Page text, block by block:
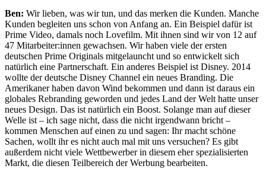
Ben: Wir lieben, was wir tun, und das merken die Kunden. Manche
Kunden begleiten uns schon von Anfang an. Ein Beispiel dafür ist
Prime Video, damals noch Lovefilm. Mit ihnen sind wir von 12 auf
47 Mitarbeiter:innen gewachsen. Wir haben viele der ersten
deutschen Prime Originals mitgelauncht und so entwickelt sich
natürlich eine Partnerschaft. Ein anderes Beispiel ist Disney. 2014
wollte der deutsche Disney Channel ein neues Branding. Die
Amerikaner haben davon Wind bekommen und dann ist daraus ein
globales Rebranding geworden und jedes Land der Welt hatte unser
neues Design. Das ist natürlich ein Boost. Solange man auf dieser
Welle ist – ich sage nicht, dass die nicht irgendwann bricht –
kommen Menschen auf einen zu und sagen: Ihr macht schöne
Sachen, wollt ihr es nicht auch mal mit uns versuchen? Es gibt
außerdem nicht viele Wettbewerber in diesem eher spezialisierten
Markt, die diesen Teilbereich der Werbung bearbeiten.